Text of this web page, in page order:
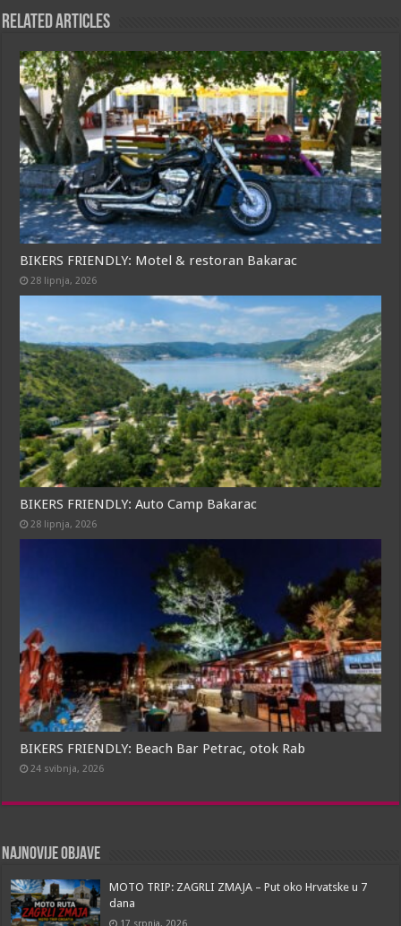
o
o
k
A
p
p
e
r
Related Articles
BIKERS FRIENDLY: Motel & restoran Bakarac
28 lipnja, 2026
BIKERS FRIENDLY: Auto Camp Bakarac
28 lipnja, 2026
BIKERS FRIENDLY: Beach Bar Petrac, otok Rab
24 svibnja, 2026
Najnovije objave
MOTO TRIP: ZAGRLI ZMAJA – Put oko Hrvatske u 7
dana
17 srpnja, 2026